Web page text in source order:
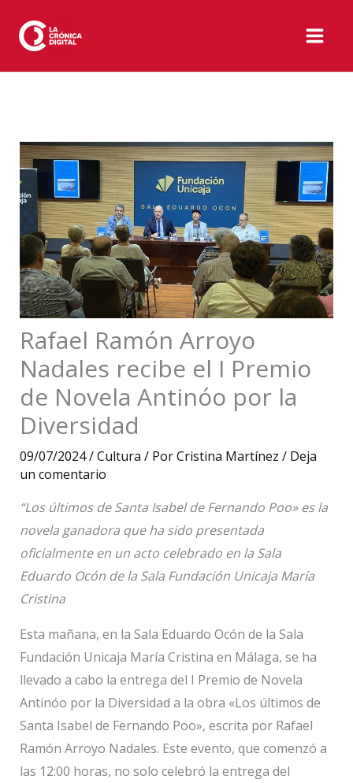
contenido
Rafael Ramón Arroyo
Nadales recibe el I Premio
de Novela Antinóo por la
Diversidad
09/07/2024/Cultura / PorCristina Martínez / Deja
un comentario
“Los últimos de Santa Isabel de Fernando Poo» es la
novela ganadora que ha sido presentada
oficialmente en un acto celebrado en la Sala
Eduardo Ocón de la Sala Fundación Unicaja María
Cristina
Esta mañana, en la Sala Eduardo Ocón de la Sala
Fundación Unicaja María Cristina en Málaga, se ha
llevado a cabo la entrega del I Premio de Novela
Antinóo por la Diversidad a la obra «Los últimos de
Santa Isabel de Fernando Poo», escrita por Rafael
Ramón Arroyo Nadales. Este evento, que comenzó a
las 12:00 horas, no solo celebró la entrega del